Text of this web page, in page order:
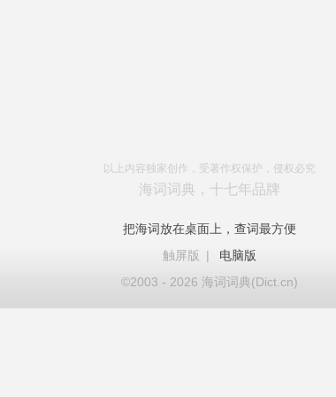
以上内容独家创作，受著作权保护，侵权必究
海词词典，十七年品牌
把海词放在桌面上，查词最方便
触屏版
|
电脑版
©2003 - 2026 海词词典(Dict.cn)